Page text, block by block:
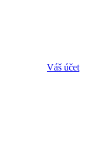
Váš účet